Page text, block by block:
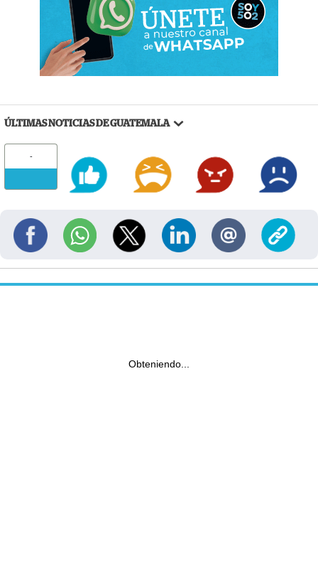
ÚLTIMAS NOTICIAS DE GUATEMALA
-
Obteniendo...